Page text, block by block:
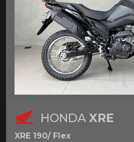
HONDA XRE
XRE 190/ Flex